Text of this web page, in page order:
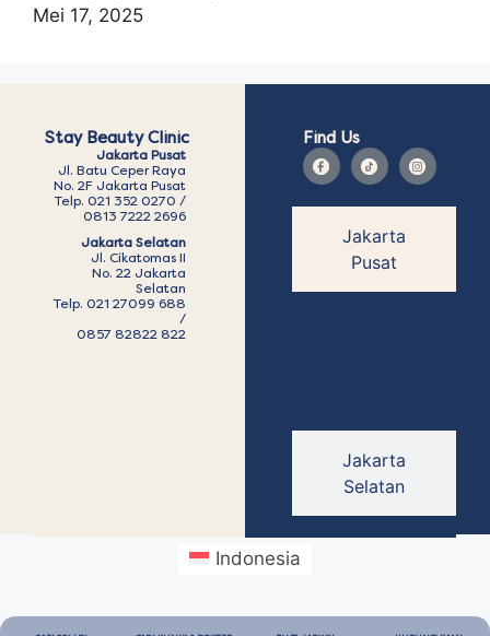
Mei 17, 2025
Stay Beauty Clinic
Jakarta Pusat
Jl. Batu Ceper Raya
No. 2F Jakarta Pusat
Telp. 021 352 0270 /
0813 7222 2696
Jakarta Selatan
Jl. Cikatomas II
No. 22 Jakarta
Selatan
Telp. 021 27099 688
/
0857 82822 822
Find Us
Jakarta
Pusat
Jakarta
Selatan
Indonesia